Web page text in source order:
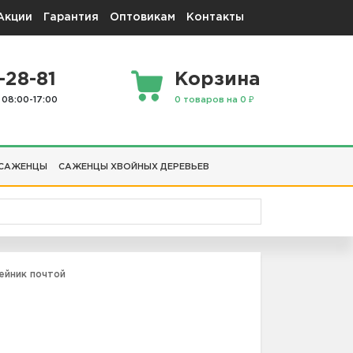
Гарантия Оптовикам Контакты
81
08:00-17:00
Корзина
0 товаров на 0 ₽
САЖЕНЦЫ ХВОЙНЫХ ДЕРЕВЬЕВ
почтой